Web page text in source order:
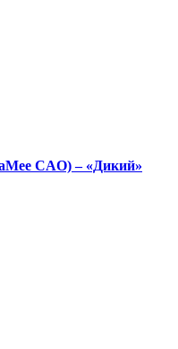
CAO) – «Дикий»